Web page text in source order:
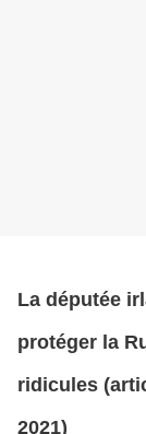
La députée
protéger la
ridicules
2021)